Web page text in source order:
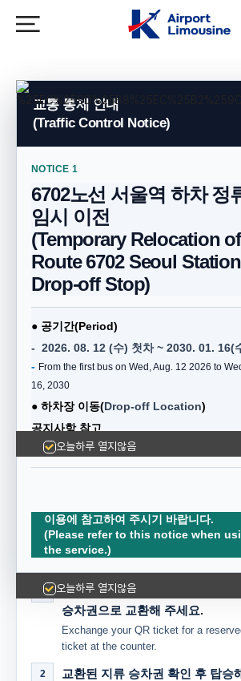
QR 승차권 이용 안내
INCHEON AIRPORT
인천공항 탑승
지류(예매) 승차권으로만 탑승 가능(
교통카드 사용 불가)
QR승차권은 반드시 유인 매표소에서
예매 승차권으로 교환후탑승해 주세
(구 KAL승차권은 서울 시내에서만 사
가능)
Only tickets issued at the counter are
(No cash or transit cards)
for boarding within Seoul downtown):
exchange for a physical ticket at the ticket
counter.
SEOUL CITY
서울 시내 탑승
QR 승차권 그대로정류장에서
Board directly with your QR ticket.
1 유인 매표소에서
승차권으로 교환해 주세요.
Exchange your QR ticket for a
ticket at the counter.
2 교환된 지류 승차권 확인 후 탑승
교통 통제 안내
(Traffic Control Notice)
NOTICE 1
6702노선 서울역 하차 정
임시 이전
(Temporary Relocation of
Route 6702 Seoul Station
Drop-off Stop)
● 공기간(Period)
- 2026. 08. 12 (수) 첫차 ~ 2030. 01. 16(
- From the first bus on Wed, Aug. 12 2026 to
16, 2030
● 하차장 이동(Drop-off Location)
공지사항 참고
Please refer to the notice for details.
이용에 참고하여 주시기 바랍니다.
(Please refer to this notice when
the service.)
오늘하루 열지않음
오늘하루 열지않음